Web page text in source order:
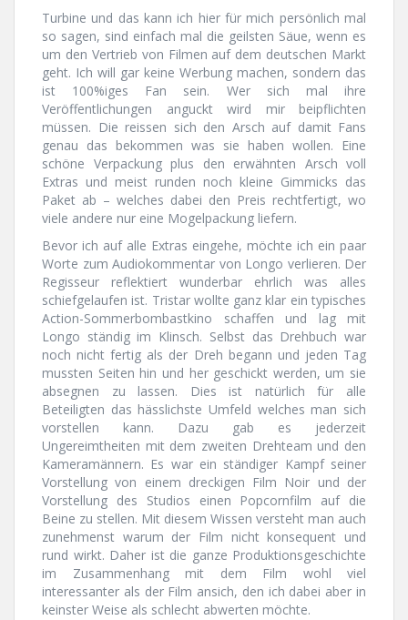
Turbine und das kann ich hier für mich persönlich mal
so sagen, sind einfach mal die geilsten Säue, wenn es
um den Vertrieb von Filmen auf dem deutschen Markt
geht. Ich will gar keine Werbung machen, sondern das
ist 100%iges Fan sein. Wer sich mal ihre
Veröffentlichungen anguckt wird mir beipflichten
müssen. Die reissen sich den Arsch auf damit Fans
genau das bekommen was sie haben wollen. Eine
schöne Verpackung plus den erwähnten Arsch voll
Extras und meist runden noch kleine Gimmicks das
Paket ab – welches dabei den Preis rechtfertigt, wo
viele andere nur eine Mogelpackung liefern.
Bevor ich auf alle Extras eingehe, möchte ich ein paar
Worte zum Audiokommentar von Longo verlieren. Der
Regisseur reflektiert wunderbar ehrlich was alles
schiefgelaufen ist. Tristar wollte ganz klar ein typisches
Action-Sommerbombastkino schaffen und lag mit
Longo ständig im Klinsch. Selbst das Drehbuch war
noch nicht fertig als der Dreh begann und jeden Tag
mussten Seiten hin und her geschickt werden, um sie
absegnen zu lassen. Dies ist natürlich für alle
Beteiligten das hässlichste Umfeld welches man sich
vorstellen kann. Dazu gab es jederzeit
Ungereimtheiten mit dem zweiten Drehteam und den
Kameramännern. Es war ein ständiger Kampf seiner
Vorstellung von einem dreckigen Film Noir und der
Vorstellung des Studios einen Popcornfilm auf die
Beine zu stellen. Mit diesem Wissen versteht man auch
zunehmenst warum der Film nicht konsequent und
rund wirkt. Daher ist die ganze Produktionsgeschichte
im Zusammenhang mit dem Film wohl viel
interessanter als der Film ansich, den ich dabei aber in
keinster Weise als schlecht abwerten möchte.